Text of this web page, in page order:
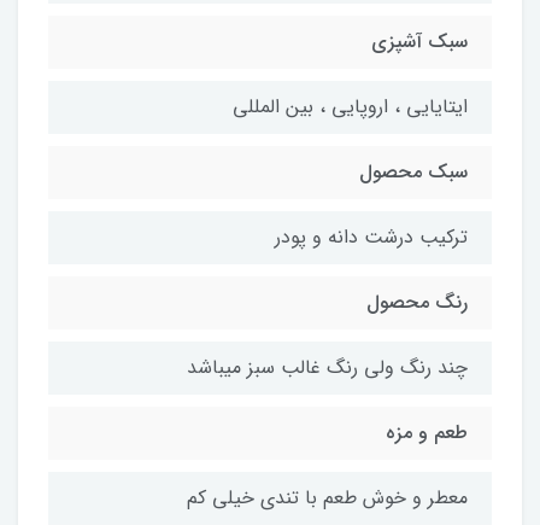
سبک آشپزی
ایتایایی ، اروپایی ، بین المللی
سبک محصول
ترکیب درشت دانه و پودر
رنگ محصول
چند رنگ ولی رنگ غالب سبز میباشد
طعم و مزه
معطر و خوش طعم با تندی خیلی کم